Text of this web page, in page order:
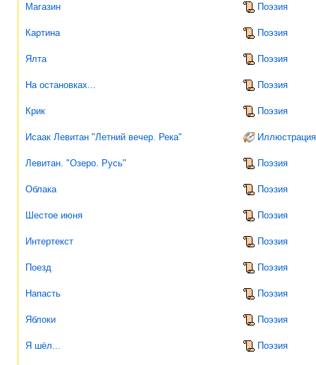
Магазин Поэзия
Картина Поэзия
Ялта Поэзия
На остановках... Поэзия
Крик Поэзия
Исаак Левитан "Летний вечер. Река"
Левитан. "Озеро. Русь" Поэзия
Облака Поэзия
Шестое июня Поэзия
Интертекст Поэзия
Поезд Поэзия
Напасть Поэзия
Яблоки Поэзия
Я шёл... Поэзия